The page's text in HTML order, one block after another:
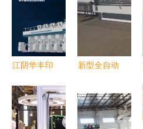
江阴华丰印
主创新获成
果，产品质
新型全自动
机问世 机
械设备研发